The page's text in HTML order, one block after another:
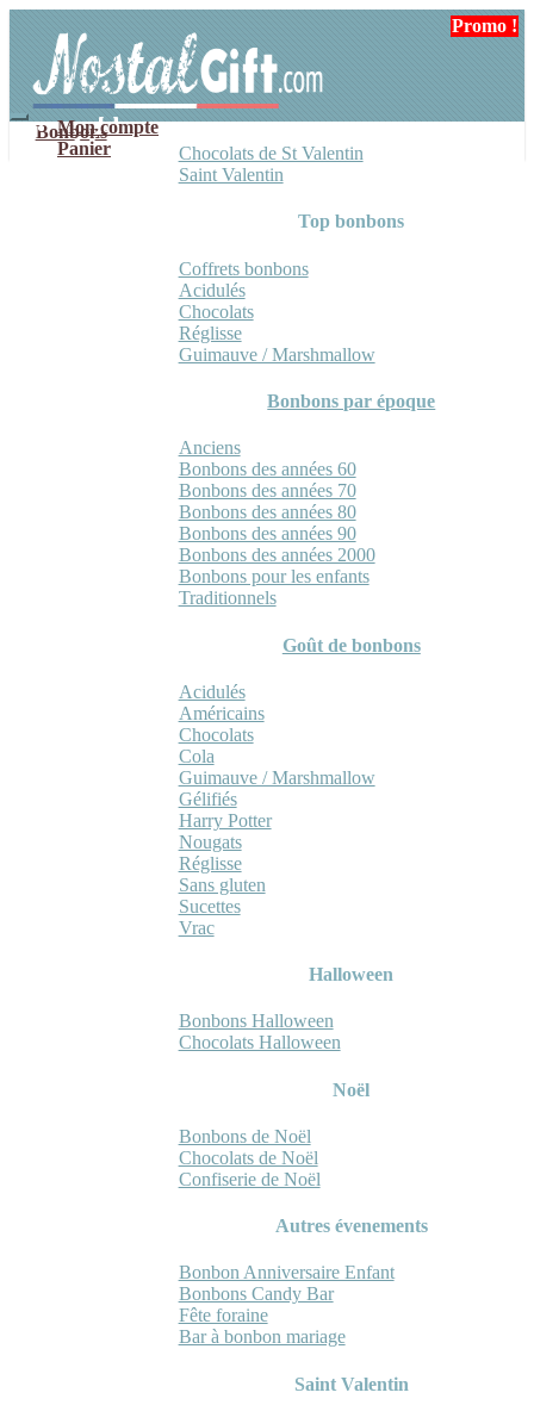
navigation
contenu
Mon compte
Panier
Bonbons
Chocolats de St Valentin
Saint Valentin
Top bonbons
Coffrets bonbons
Acidulés
Chocolats
Réglisse
Guimauve / Marshmallow
Bonbons par époque
Anciens
Bonbons des années 60
Bonbons des années 70
Bonbons des années 80
Bonbons des années 90
Bonbons des années 2000
Bonbons pour les enfants
Traditionnels
Goût de bonbons
Acidulés
Américains
Chocolats
Cola
Guimauve / Marshmallow
Gélifiés
Harry Potter
Nougats
Réglisse
Sans gluten
Sucettes
Vrac
Halloween
Bonbons Halloween
Chocolats Halloween
Noël
Bonbons de Noël
Chocolats de Noël
Confiserie de Noël
Autres évenements
Bonbon Anniversaire Enfant
Bonbons Candy Bar
Fête foraine
Bar à bonbon mariage
Saint Valentin
Promo !